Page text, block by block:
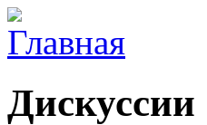
Дискуссии